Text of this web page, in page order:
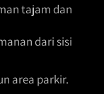
tajam dan
dari sisi
area parkir.